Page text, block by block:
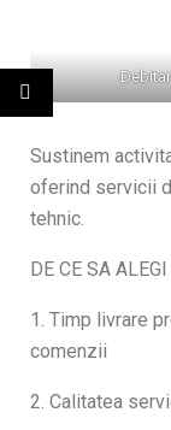
Sustinem
oferind servicii
tehnic.
DE CE SA
1. Timp livrare
comenzii
2. Calitatea